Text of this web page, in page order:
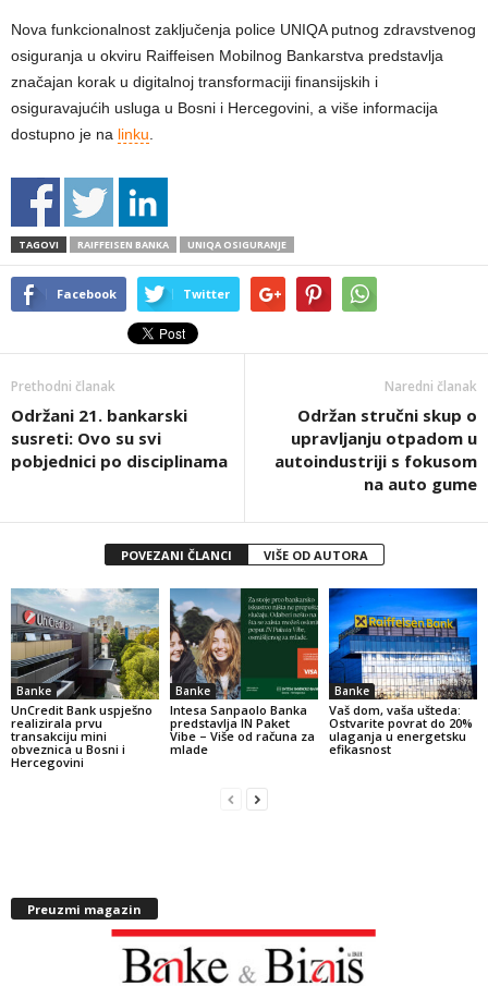
Nova funkcionalnost zaključenja police UNIQA putnog zdravstvenog
osiguranja u okviru Raiffeisen Mobilnog Bankarstva predstavlja
značajan korak u digitalnoj transformaciji finansijskih i
osiguravajućih usluga u Bosni i Hercegovini, a više informacija
dostupno je na linku
TAGOVI RAIFFEISEN BANKA UNIQA OSIGURANJE
Facebook Twitter
Prethodni članak
Održani 21. bankarski
susreti: Ovo su svi
pobjednici po disciplinama
Naredni članak
Održan stručni skup o
upravljanju otpadom u
autoindustriji s fokusom
na auto gume
POVEZANI ČLANCI VIŠE OD AUTORA
Banke
UnCredit Bank uspješno
realizirala prvu
transakciju mini
obveznica u Bosni i
Hercegovini
Banke
Intesa Sanpaolo Banka
predstavlja IN Paket
Vibe – Više od računa za
mlade
Banke
Vaš dom, vaša ušteda:
Ostvarite povrat do 20%
ulaganja u energetsku
efikasnost
Preuzmi magazin